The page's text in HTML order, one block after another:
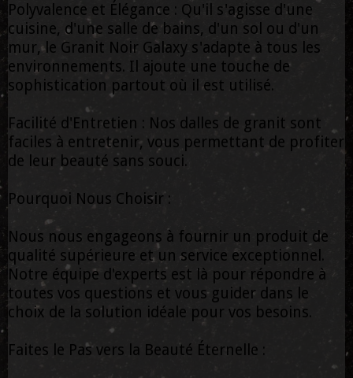
Polyvalence et Élégance : Qu'il s'agisse d'une
cuisine, d'une salle de bains, d'un sol ou d'un
mur, le Granit Noir Galaxy s'adapte à tous les
environnements. Il ajoute une touche de
sophistication partout où il est utilisé.
Facilité d'Entretien : Nos dalles de granit sont
faciles à entretenir, vous permettant de profiter
de leur beauté sans souci.
Pourquoi Nous Choisir :
Nous nous engageons à fournir un produit de
qualité supérieure et un service exceptionnel.
Notre équipe d'experts est là pour répondre à
toutes vos questions et vous guider dans le
choix de la solution idéale pour vos besoins.
Faites le Pas vers la Beauté Éternelle :